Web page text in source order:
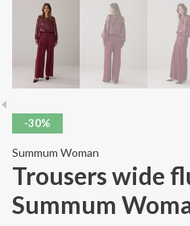
-30%
Summum Woman
Trousers wide
Summum